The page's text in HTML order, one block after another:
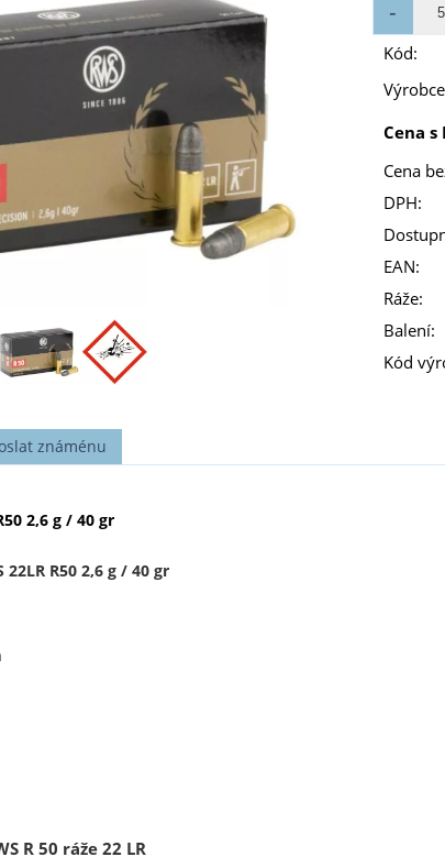
Kód:
Cena s
Cena
DPH:
EAN:
Ráže:
Balení:
Kód
známénu
2,6 g / 40 gr
22LR R50 2,6 g / 40 gr
R 50 ráže 22 LR